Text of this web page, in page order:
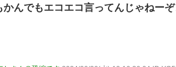
かんでもエコエコ言ってんじゃねーぞ